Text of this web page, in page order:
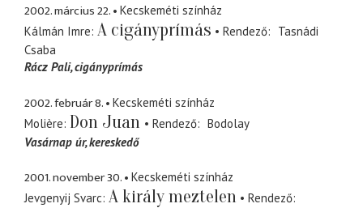
2002. március 22.
Kecskeméti színház
Kálmán Imre A cigányprímás Rendező
Tasnádi
Csaba
Rácz Pali cigányprímás
2002. február 8.
Kecskeméti színház
Molière Don Juan Rendező
Bodolay
Vasárnap úr kereskedő
2001. november 30.
Kecskeméti színház
Jevgenyij Svarc A király meztelen
Rendező